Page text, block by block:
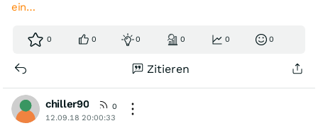
ein…
0 0 0 0 0 0
Zitieren
chiller90
0
12.09.18 20:00:33